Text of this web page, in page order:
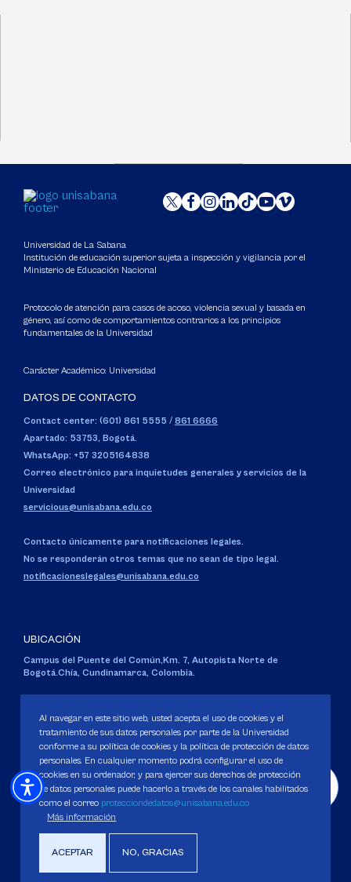
Universidad de La Sabana
Institución de educación superior sujeta a inspección y vigilancia por el
Ministerio de Educación Nacional
Protocolo de atención para casos de acoso, violencia sexual y basada en
género, así como de comportamientos contrarios a los principios
fundamentales de la Universidad
Carácter Académico: Universidad
DATOS DE CONTACTO
Contact center: (601) 861 5555 / 861 6666
Apartado: 53753, Bogotá.
WhatsApp: +57 3205164838
Correo electrónico para inquietudes generales y servicios de la
Universidad
servicious@unisabana.edu.co
Contacto únicamente para notificaciones legales.
No se responderán otros temas que no sean de tipo legal.
notificacioneslegales@unisabana.edu.co
UBICACIÓN
Campus del Puente del Común,Km. 7, Autopista Norte de
Bogotá.Chía, Cundinamarca, Colombia.
Personería Jurídica:Resolución 130 del 14 de enero de 1980.
Ministerio de Educación Nacional.
Política de Protección de datos
Derechos Pecuniarios
Al navegar en este sitio web, usted acepta el uso de cookies y el
tratamiento de sus datos personales por parte de la Universidad
conforme a su política de cookies y la política de protección de datos
personales. En cualquier momento podrá configurar el uso de
cookies en su ordenador, y para ejercer sus derechos de protección
de datos personales puede hacerlo a través de los canales habilitados
como el correo protecciondedatos@unisabana.edu.co
Más información
ACEPTAR NO, GRACIAS